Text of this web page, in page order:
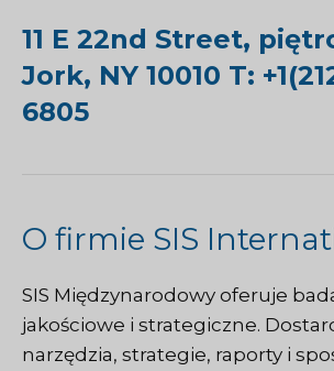
11 E 22nd Street,
Jork, NY 10010 T:
6805
O firmie SIS
SIS Międzynarodowy oferuje
jakościowe i strategiczne.
narzędzia, strategie, raporty i